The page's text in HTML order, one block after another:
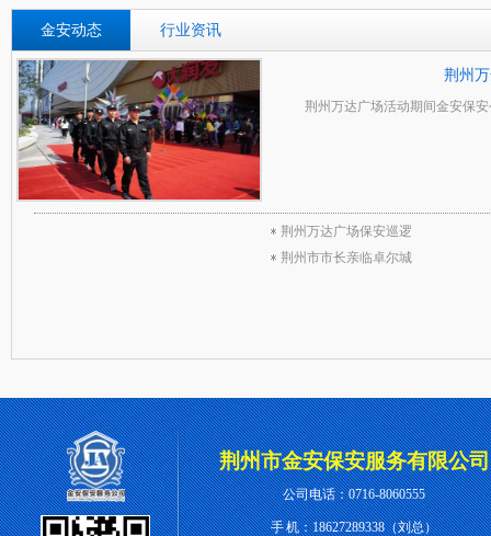
金安动态 行业资讯
荆州
荆州万达广场活动期间金安保
荆州万达广场保安巡逻
荆州市市长亲临卓尔城
荆州市金安保安服务有限公司
公司电话：0716-8060555
手 机：18627289338（刘总）